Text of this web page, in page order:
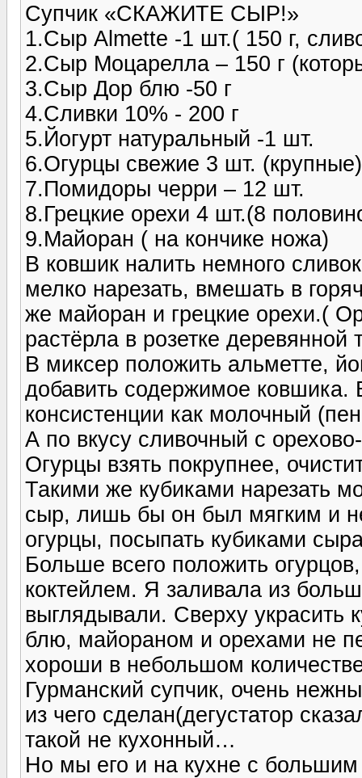
Супчик «СКАЖИТЕ СЫР!»
1.Сыр Almette -1 шт.( 150 г,
2.Сыр Моцарелла – 150 г
3.Сыр Дор блю -50 г
4.Сливки 10% - 200 г
5.Йогурт натуральный -1 шт.
6.Огурцы свежие 3 шт. (крупные)
7.Помидоры черри – 12 шт.
8.Грецкие орехи 4 шт.(8
9.Майоран ( на кончике ножа)
В ковшик налить немного
мелко нарезать, вмешать в
же майоран и грецкие орехи.(
растёрла в розетке
В миксер положить альметте,
добавить содержимое ковшика.
консистенции как молочный
А по вкусу сливочный с
Огурцы взять покрупнее,
Такими же кубиками нарезать
сыр, лишь бы он был мягким и
огурцы, посыпать кубиками
Больше всего положить
коктейлем. Я заливала из
выглядывали. Сверху украсить
блю, майораном и орехами не
хороши в небольшом
Гурманский супчик, очень
из чего сделан(дегустатор
такой не кухонный…
Но мы его и на кухне с